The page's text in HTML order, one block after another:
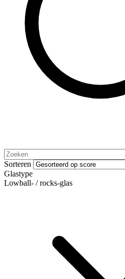
Sorteren
Glastype
Lowball- / rocks-glas